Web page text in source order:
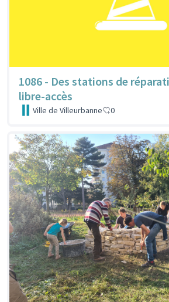
1086 - Des stations de
libre-accès
Ville de Villeurbanne 0